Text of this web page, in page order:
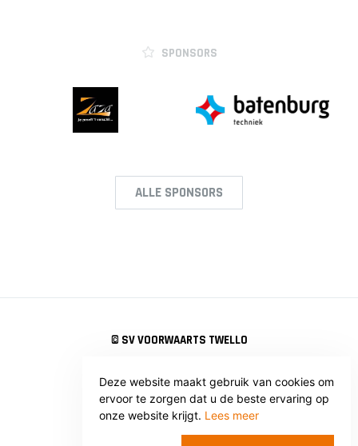
Deze website maakt gebruik van cookies om
ervoor te zorgen dat u de beste ervaring op
onze website krijgt. Lees meer
SPONSORS
ALLE SPONSORS
© SV VOORWAARTS TWELLO
WEBSITE: WEBBA BV